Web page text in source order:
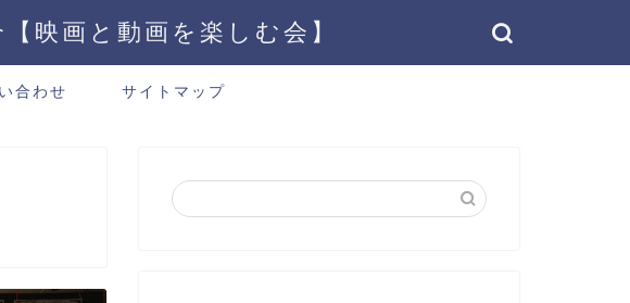
映画と動画を楽しむ会】
合わせ サイトマップ